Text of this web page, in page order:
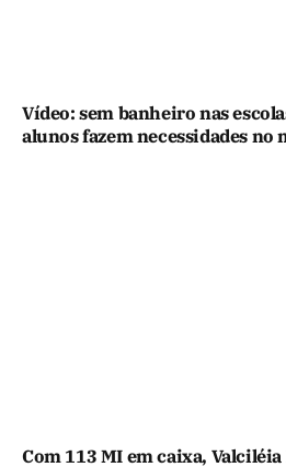
Vídeo: sem banheiro nas
alunos fazem necessidades no
Com 113 MI em caixa,